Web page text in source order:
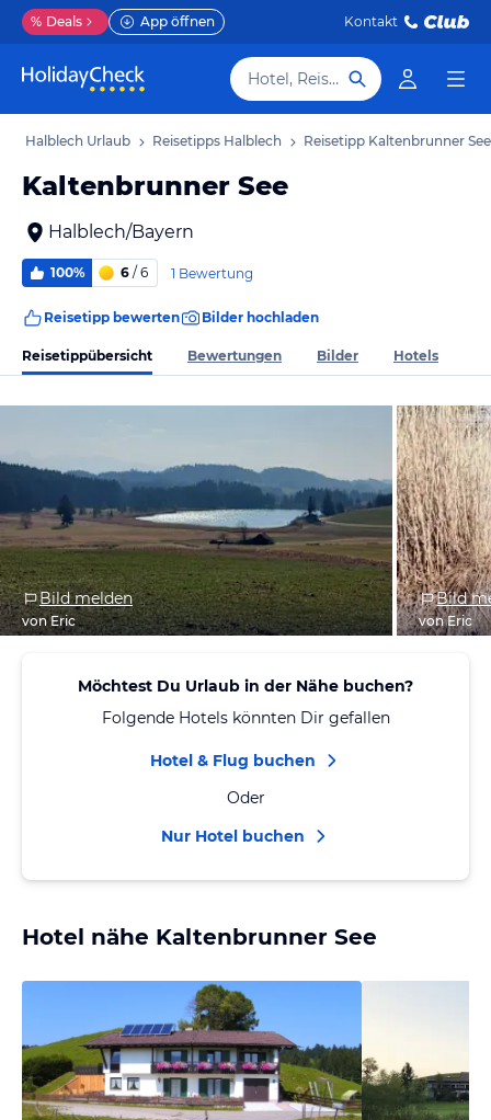
% Deals App öffnen Kontakt
Hotel, Reiseziel
Halblech Urlaub Reisetipps Halblech Reisetipp Kaltenbrunner See
Kaltenbrunner See
Halblech/Bayern
100% 6 / 6 1 Bewertung
Reisetipp bewerten Bilder hochladen
Reisetippübersicht Bewertungen Bilder Hotels
Bild melden
von Eric
Bild
von Eric
Möchtest Du Urlaub in der Nähe buchen?
Folgende Hotels könnten Dir gefallen
Hotel & Flug buchen
Oder
Nur Hotel buchen
Hotel nähe Kaltenbrunner See